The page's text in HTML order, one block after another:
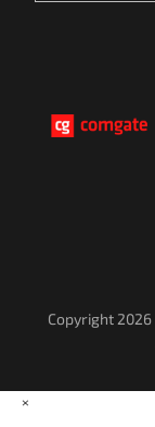
Copyright 2026
×